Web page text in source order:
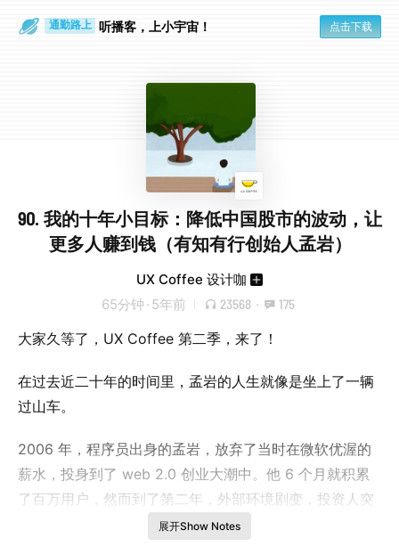
通勤路上 听播客，上小宇宙！ 点击下载
90. 我的十年小目标：降低中国股市的波动，让
更多人赚到钱（有知有行创始人孟岩）
UX Coffee 设计咖
65分钟 · 5年前 23568 · 175
大家久等了，UX Coffee 第二季，来了！
在过去近二十年的时间里，孟岩的人生就像是坐上了一辆
过山车。
2006 年，程序员出身的孟岩，放弃了当时在微软优渥的
薪水，投身到了 web 2.0 创业大潮中。他 6 个月就积累
了百万用户，然而到了第二年，外部环境剧变，投资人突
然撤资，用户们「集体消失」，他开始对自己产品的价值
展开Show Notes